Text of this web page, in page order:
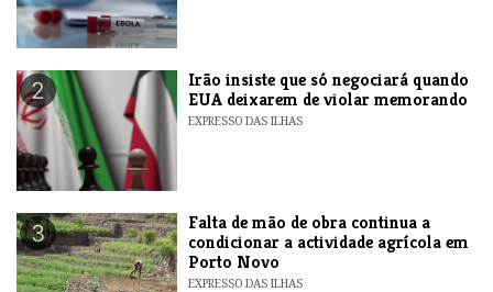
2
​Irão insiste que só negociará quando
EUA deixarem de violar memorando
EXPRESSO DAS ILHAS
3
Falta de mão de obra continua a
condicionar a actividade agrícola em
Porto Novo
EXPRESSO DAS ILHAS